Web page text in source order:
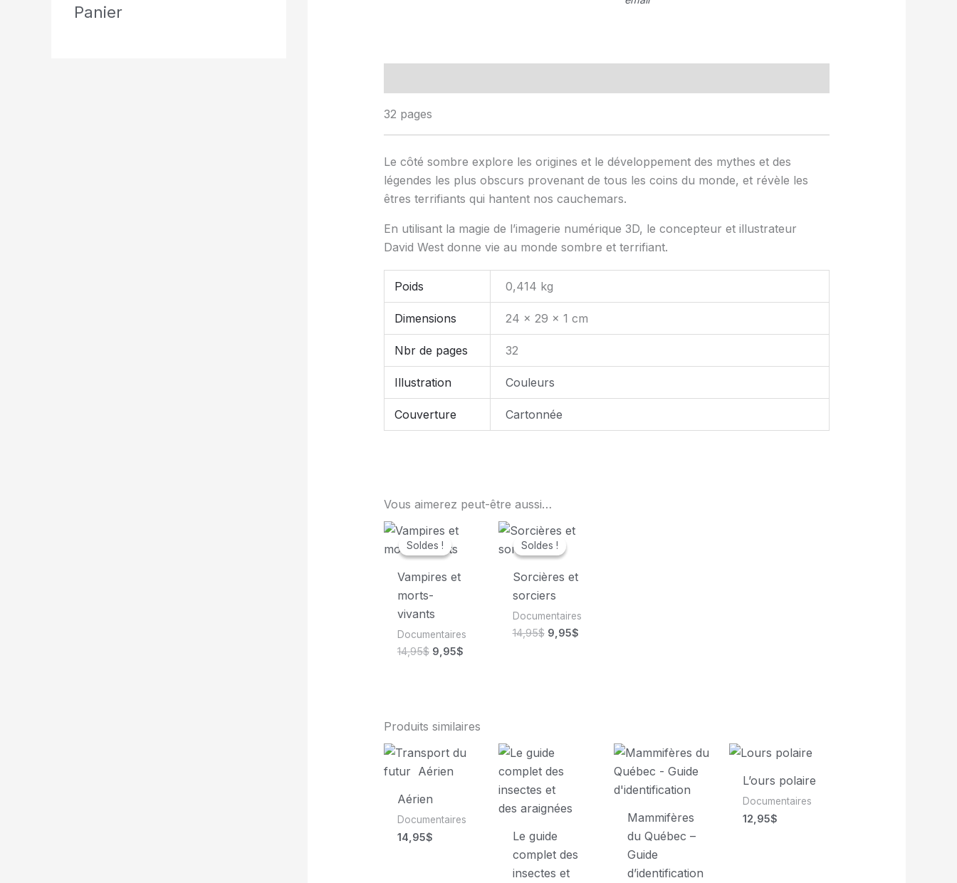
Panier
32 pages
Le côté sombre explore les origines et le développement des mythes et des
légendes les plus obscurs provenant de tous les coins du monde, et révèle les
êtres terrifiants qui hantent nos cauchemars.
En utilisant la magie de l’imagerie numérique 3D, le concepteur et illustrateur
David West donne vie au monde sombre et terrifiant.
Poids 0,414 kg
Dimensions 24 × 29 × 1 cm
Nbr de pages 32
Illustration Couleurs
Couverture Cartonnée
Vous aimerez peut-être aussi…
Soldes !
Soldes !
Vampires et
morts-
vivants
Documentaires
14,95$ Le
9,95$Le
Soldes !
Soldes !
Sorcières et
sorciers
Documentaires
14,95$ Le
9,95$Le
Produits similaires
Aérien
Documentaires
14,95$
Le guide
complet des
insectes et
Mammifères
du Québec –
Guide
d’identification
L’ours polaire
Documentaires
12,95$